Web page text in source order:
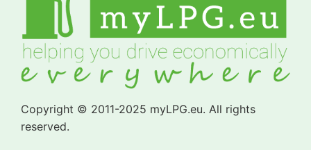
Copyright © 2011-2025 myLPG.eu. All rights
reserved.